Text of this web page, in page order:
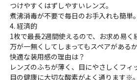
つけやすくはずしやすいレンズ。
煮沸消毒が不要で毎日のお手入れも簡単。
4. 経済的
1枚で最長2週間使えるので、お求め易く
万が一無くしてしまってもスペアがあるか
快適な装用感の理由は？
レンズのふちが薄く、目にやさしくフィ
目の健康に大切な酸素がよく通ります※。